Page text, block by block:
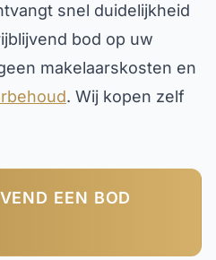
snel duidelijkheid
bod op uw
makelaarskosten en
. Wij kopen zelf
EEN BOD